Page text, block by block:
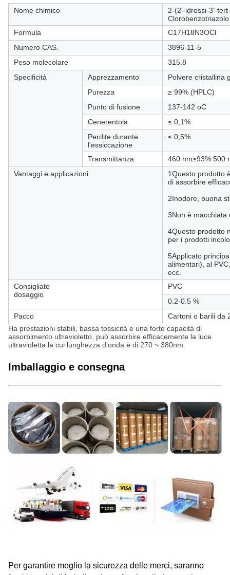
Nome chimico
2-(2'-idrossi-3'-
Clorobenzotriazolo
Formula
C17H18N3OCl
Numero CAS.
3896-11-5
Peso molecolare
315.8
Specificità
Apprezzamento
Polvere cristallina
Purezza
≥ 99% (HPLC)
Punto di fusione
137-142 oC
Cenerentola
≤ 0,1%
Perdite durante
l'essiccazione
≤ 0,5%
Transmittanza
460 nm≥93% 500
Vantaggi e applicazioni
1Questo prodotto
di assorbire
2Inodore, buona
3Non è macchiata
4Questo prodotto
per i prodotti
5Applicato
alimentari), al
ecc.
Consigliato
dosaggio
PVC
0.2-0.5 %
Pacco
Cartoni o barili da
Ha prestazioni stabili, bassa tossicità e una forte capacità di
assorbimento ultravioletto, può assorbire efficacemente la luce
ultravioletta la cui lunghezza d'onda è di 270 ~ 380nm.
Imballaggio e consegna
Per garantire meglio la sicurezza delle merci, saranno